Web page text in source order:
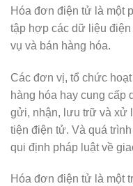
Hóa đơn điện tử là một
tập hợp các dữ liệu
vụ và bán hàng hóa.
Các đơn vị, tổ chức
hàng hóa hay cung cấp
gửi, nhận, lưu trữ và xử
tiện điện tử. Và quá
qui định pháp luật về
Hóa đơn điện tử là một